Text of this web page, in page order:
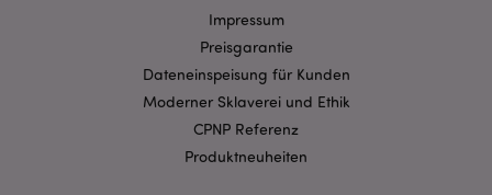
Impressum
Preisgarantie
Dateneinspeisung für Kunden
Moderner Sklaverei und Ethik
CPNP Referenz
Produktneuheiten